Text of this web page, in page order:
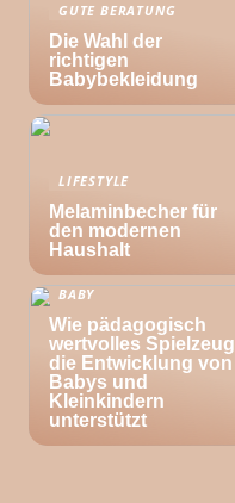
GUTE BERATUNG
Die Wahl der
richtigen
Babybekleidung
LIFESTYLE
Melaminbecher für
den modernen
Haushalt
BABY
Wie pädagogisch
wertvolles Spielzeug
die Entwicklung von
Babys und
Kleinkindern
unterstützt